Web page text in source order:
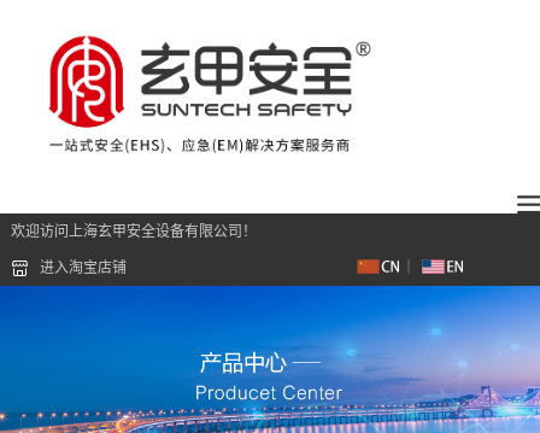
欢迎访问上海玄甲安全设备有限公司！
进入淘宝店铺